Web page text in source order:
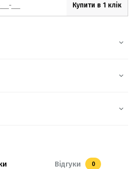
Купити в 1 клік
Відгуки 0